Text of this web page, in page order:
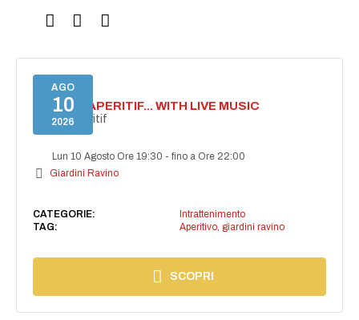
AGO
10
2026
SECRET APERITIF... WITH LIVE MUSIC
Secret aperitif
Lun 10 Agosto Ore 19:30 -fino a Ore 22:00
Giardini Ravino
CATEGORIE:
Intrattenimento
TAG:
Aperitivo, giardini ravino
SCOPRI